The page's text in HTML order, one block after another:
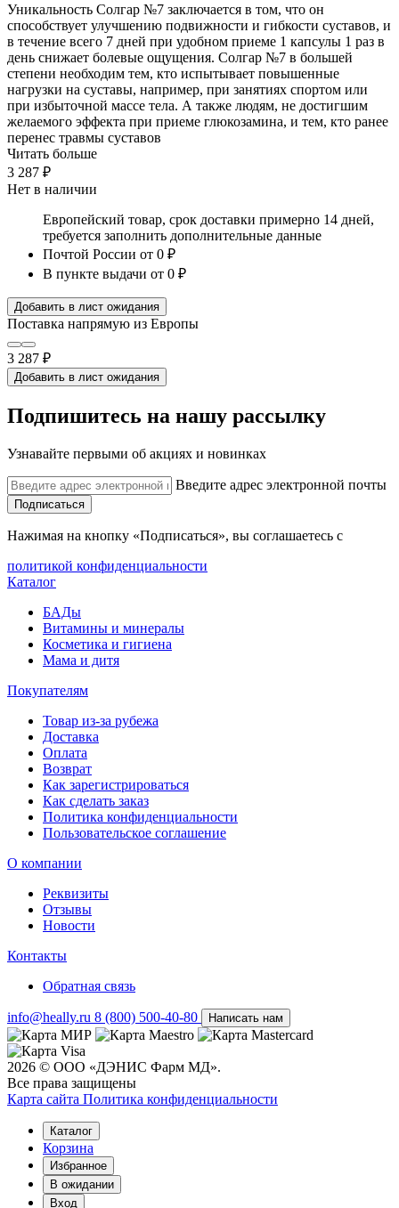
Уникальность Солгар №7 заключается в том, что он
способствует улучшению подвижности и гибкости суставов, и
в течение всего 7 дней при удобном приеме 1 капсулы 1 раз в
день снижает болевые ощущения. Солгар №7 в большей
степени необходим тем, кто испытывает повышенные
нагрузки на суставы, например, при занятиях спортом или
при избыточной массе тела. А также людям, не достигшим
желаемого эффекта при приеме глюкозамина, и тем, кто ранее
перенес травмы суставов
Читать больше
3 287 ₽
Нет в наличии
Европейский товар, срок доставки примерно 14 дней,
требуется заполнить дополнительные данные
Почтой России от 0 ₽
В пункте выдачи от 0 ₽
Добавить в лист ожидания
Поставка напрямую из Европы
3 287 ₽
Добавить в лист ожидания
Подпишитесь на нашу рассылку
Узнавайте первыми об акциях и новинках
Введите адрес электронной почты
Подписаться
Нажимая на кнопку «Подписаться», вы соглашаетесь с
политикой конфиденциальности
Каталог
БАДы
Витамины и минералы
Косметика и гигиена
Мама и дитя
Покупателям
Товар из-за рубежа
Доставка
Оплата
Возврат
Как зарегистрироваться
Как сделать заказ
Политика конфиденциальности
Пользовательское соглашение
О компании
Реквизиты
Отзывы
Новости
Контакты
Обратная связь
info@heally.ru 8 (800) 500-40-80 Написать нам
2026 © ООО «ДЭНИС Фарм МД».
Все права защищены
Карта сайта Политика конфиден­циальности
Каталог
Корзина
Избранное
В ожидании
Вход